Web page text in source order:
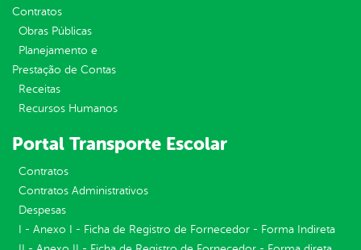
Contratos
Obras Públicas
Planejamento e
Prestação de Contas
Receitas
Recursos Humanos
Portal Transporte Escolar
Contratos
Contratos Administrativos
Despesas
I - Anexo I - Ficha de Registro de Fornecedor - Forma Indireta